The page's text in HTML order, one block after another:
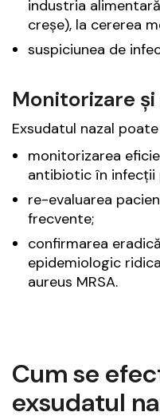
industria
creșe), la cererea
suspiciunea de
Monitorizare
Exsudatul nazal
monitorizarea
antibiotic în infecții
re-evaluarea
frecvente;
confirmarea
epidemiologic
aureus MRSA.
Cum se
exsudatul